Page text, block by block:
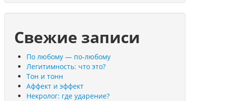
Свежие записи
По любому — по-любому
Легитимность: что это?
Тон и тонн
Аффект и эффект
Некролог: где ударение?